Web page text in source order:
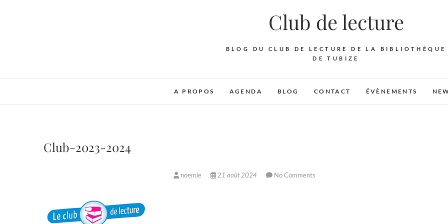
Club de lecture
BLOG DU CLUB DE LECTURE DE LA BIBLIOTHÈQUE
DE TUBIZE
A PROPOS AGENDA BLOG CONTACT ÉVÈNEMENTS
Club-2023-2024
noemie 21 août 2024 No Comments